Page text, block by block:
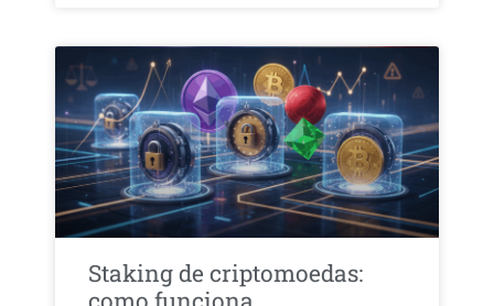
Staking de criptomoedas: